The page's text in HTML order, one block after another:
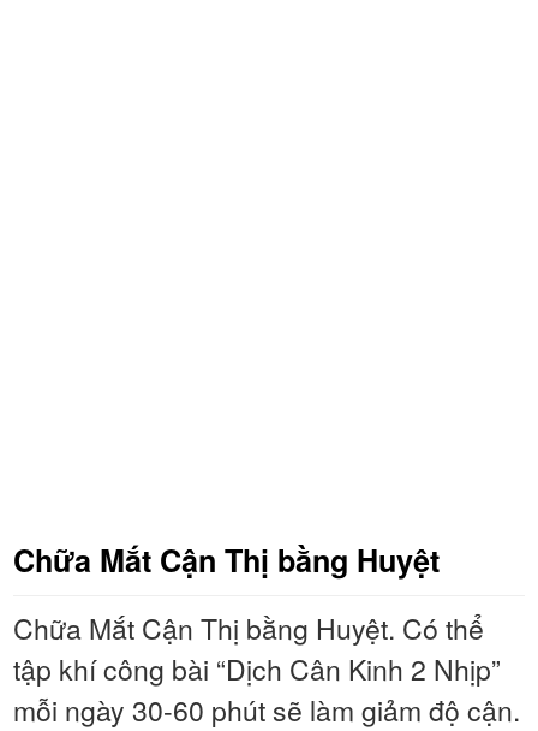
Chữa Mắt Cận Thị bằng Huyệt
Chữa Mắt Cận Thị bằng Huyệt. Có thể
tập khí công bài “Dịch Cân Kinh 2 Nhịp”
mỗi ngày 30-60 phút sẽ làm giảm độ cận.